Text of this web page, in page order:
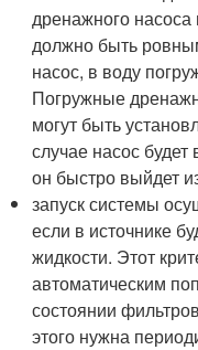
дренажного
должно быть
насос, в воду
Погружные
могут быть
случае насос
он быстро выйдет
запуск системы
если в источнике
жидкости. Этот
автоматическим
состоянии
этого нужна